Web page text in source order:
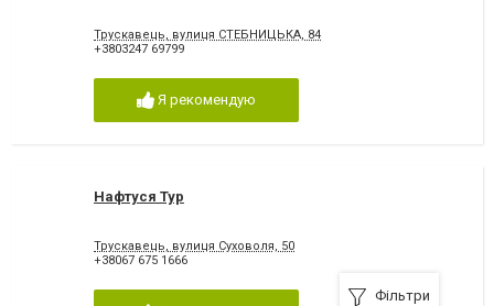
Трускавець, вулиця СТЕБНИЦЬКА, 84
+3803247 69799
Я рекомендую
Нафтуся Тур
Трускавець, вулиця Суховоля, 50
+38067 675 1666
Фільтри